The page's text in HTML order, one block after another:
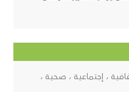
، إجتماعية ، صحية ،